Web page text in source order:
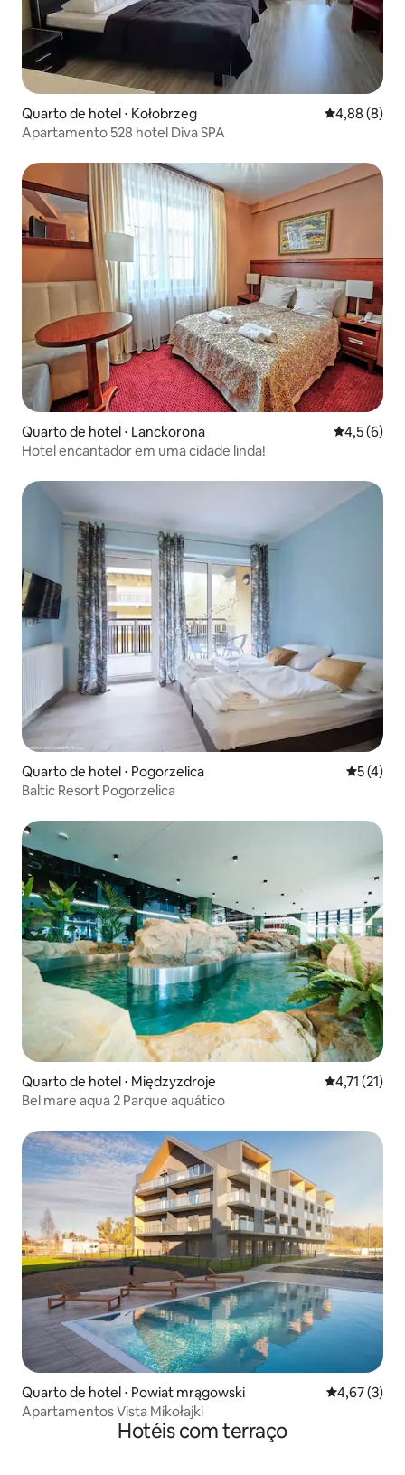
Quarto de hotel ⋅ Kołobrzeg 4,88 de uma
4,88 (8)
Apartamento 528 hotel Diva SPA
Quarto de hotel ⋅ Lanckorona 4,5 de
4,5 (6)
Hotel encantador em uma cidade linda!
Quarto de hotel ⋅ Pogorzelica 5 de
5 (4)
Baltic Resort Pogorzelica
Quarto de hotel ⋅ Międzyzdroje 4,71 de uma
4,71 (21)
Bel mare aqua 2 Parque aquático
Quarto de hotel ⋅ Powiat mrągowski 4,67 de
4,67 (3)
Apartamentos Vista Mikołajki
Hotéis com terraço